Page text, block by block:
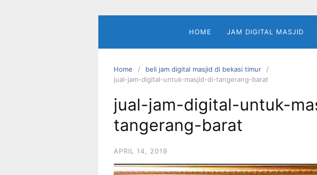
HOME JAM DIGITAL MASJID
Home
beli jam digital masjid di bekasi timur
jual-jam-digital-untuk-masjid-di-tangerang-barat
jual-jam-digital-untuk-
tangerang-barat
APRIL 14, 2019